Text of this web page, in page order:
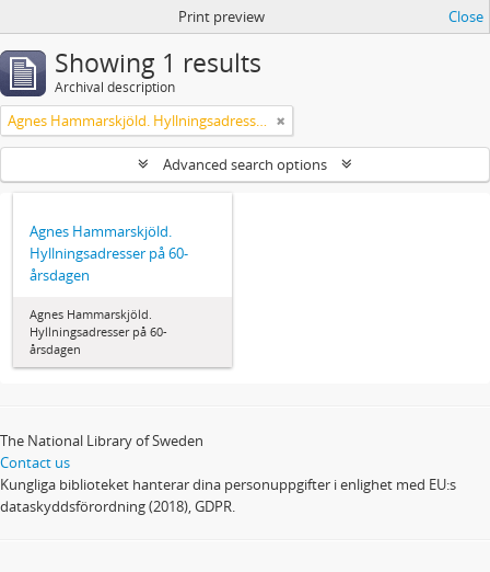
Print preview Close
Showing 1 results
Archival description
Agnes Hammarskjöld. Hyllningsadresser på 60-årsdagen
Advanced search options
Agnes Hammarskjöld.
Hyllningsadresser på 60-
årsdagen
Agnes Hammarskjöld.
Hyllningsadresser på 60-
årsdagen
The National Library of Sweden
Contact us
Kungliga biblioteket hanterar dina personuppgifter i enlighet med EU:s
dataskyddsförordning (2018), GDPR.